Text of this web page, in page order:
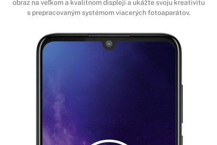
obraz na veľkom a kvalitnom displeji a ukážte svoju kreativitu
s prepracovaným systémom viacerých fotoaparátov.